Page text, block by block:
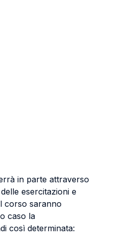
in parte attraverso
esercitazioni e
corso saranno
caso la
così determinata: